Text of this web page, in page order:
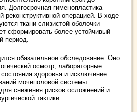
Долгосрочная гименопластика
реконструктивной операцией. В ходе
ткани слизистой оболочки
сформировать более устойчивый
период.
обязательное обследование. Оно
осмотр, лабораторные
здоровья и исключение
мочеполовой системы.
снижения рисков осложнений и
тактики.